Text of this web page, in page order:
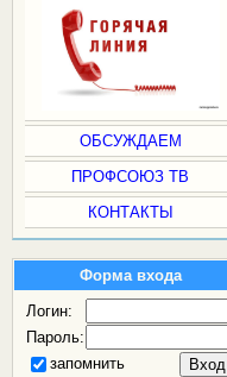
ОБСУЖДАЕМ
ПРОФСОЮЗ ТВ
КОНТАКТЫ
Форма входа
Логин:
Пароль:
запомнить